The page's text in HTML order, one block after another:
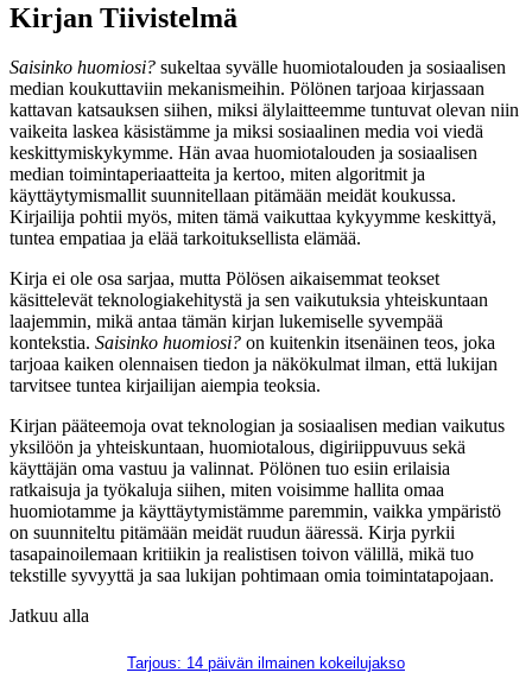
Kirjan Tiivistelmä
Saisinko huomiosi? sukeltaa syvälle huomiotalouden ja sosiaalisen
median koukuttaviin mekanismeihin. Pölönen tarjoaa kirjassaan
kattavan katsauksen siihen, miksi älylaitteemme tuntuvat olevan niin
vaikeita laskea käsistämme ja miksi sosiaalinen media voi viedä
keskittymiskykymme. Hän avaa huomiotalouden ja sosiaalisen
median toimintaperiaatteita ja kertoo, miten algoritmit ja
käyttäytymismallit suunnitellaan pitämään meidät koukussa.
Kirjailija pohtii myös, miten tämä vaikuttaa kykyymme keskittyä,
tuntea empatiaa ja elää tarkoituksellista elämää.
Kirja ei ole osa sarjaa, mutta Pölösen aikaisemmat teokset
käsittelevät teknologiakehitystä ja sen vaikutuksia yhteiskuntaan
laajemmin, mikä antaa tämän kirjan lukemiselle syvempää
kontekstia. Saisinko huomiosi? on kuitenkin itsenäinen teos, joka
tarjoaa kaiken olennaisen tiedon ja näkökulmat ilman, että lukijan
tarvitsee tuntea kirjailijan aiempia teoksia.
Kirjan pääteemoja ovat teknologian ja sosiaalisen median vaikutus
yksilöön ja yhteiskuntaan, huomiotalous, digiriippuvuus sekä
käyttäjän oma vastuu ja valinnat. Pölönen tuo esiin erilaisia
ratkaisuja ja työkaluja siihen, miten voisimme hallita omaa
huomiotamme ja käyttäytymistämme paremmin, vaikka ympäristö
on suunniteltu pitämään meidät ruudun ääressä. Kirja pyrkii
tasapainoilemaan kritiikin ja realistisen toivon välillä, mikä tuo
tekstille syvyyttä ja saa lukijan pohtimaan omia toimintatapojaan.
Jatkuu alla
Tarjous: 14 päivän ilmainen kokeilujakso